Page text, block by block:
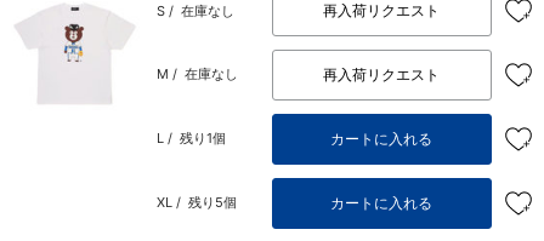
S / 在庫なし 再入荷リクエスト
M / 在庫なし 再入荷リクエスト
L / 残り1個 カートに入れる
XL / 残り5個 カートに入れる